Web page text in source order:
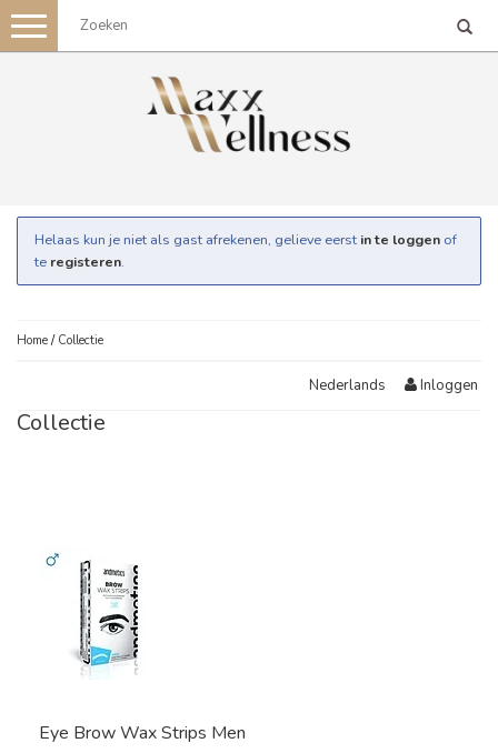
Toggle
navigation
Helaas kun je niet als gast afrekenen, gelieve eerst in te loggen of
te registeren.
Home / Collectie
Nederlands Inloggen
Collectie
Eye Brow Wax Strips Men